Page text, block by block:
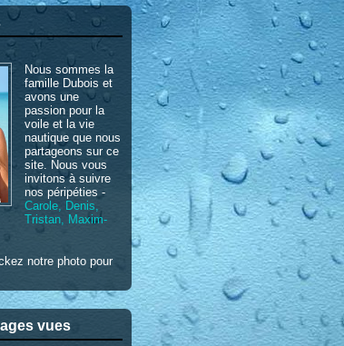
Nous sommes la
famille Dubois et
avons une
passion pour la
voile et la vie
nautique que nous
partageons sur ce
site. Nous vous
invitons à suivre
nos péripéties -
Carole, Denis,
Tristan, Maxim-
notre photo pour
vues